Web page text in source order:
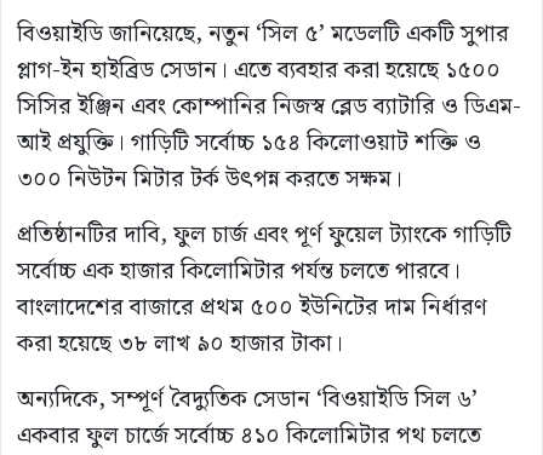
বিওয়াইডি জানিয়েছে, নতুন ‘সিল ৫’ মডেলটি একটি সুপার
প্লাগ-ইন হাইব্রিড সেডান। এতে ব্যবহার করা হয়েছে ১৫০০
সিসির ইঞ্জিন এবং কোম্পানির নিজস্ব ব্লেড ব্যাটারি ও ডিএম-
আই প্রযুক্তি। গাড়িটি সর্বোচ্চ ১৫৪ কিলোওয়াট শক্তি ও
৩০০ নিউটন মিটার টর্ক উৎপন্ন করতে সক্ষম।
প্রতিষ্ঠানটির দাবি, ফুল চার্জ এবং পূর্ণ ফুয়েল ট্যাংকে গাড়িটি
সর্বোচ্চ এক হাজার কিলোমিটার পর্যন্ত চলতে পারবে।
বাংলাদেশের বাজারে প্রথম ৫০০ ইউনিটের দাম নির্ধারণ
করা হয়েছে ৩৮ লাখ ৯০ হাজার টাকা।
অন্যদিকে, সম্পূর্ণ বৈদ্যুতিক সেডান ‘বিওয়াইডি সিল ৬’
একবার ফুল চার্জে সর্বোচ্চ ৪১০ কিলোমিটার পথ চলতে